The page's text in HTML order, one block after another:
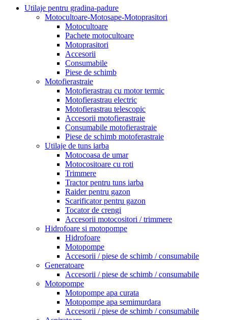
Utilaje pentru gradina-padure
Motocultoare-Motosape-Motoprasitori
Motocultoare
Pachete motocultoare
Motoprasitori
Accesorii
Consumabile
Piese de schimb
Motofierastraie
Motofierastrau cu motor termic
Motofierastrau electric
Motofierastrau telescopic
Accesorii motofierastraie
Consumabile motofierastraie
Piese de schimb motoferastraie
Utilaje de tuns iarba
Motocoasa de umar
Motocositoare cu roti
Trimmere
Tractor pentru tuns iarba
Raider pentru gazon
Scarificator pentru gazon
Tocator de crengi
Accesorii motocositori / trimmere
Hidrofoare si motopompe
Hidrofoare
Motopompe
Accesorii / piese de schimb / consumabile
Generatoare
Accesorii / piese de schimb / consumabile
Motopompe
Motopompe apa curata
Motopompe apa semimurdara
Accesorii / piese de schimb / consumabile